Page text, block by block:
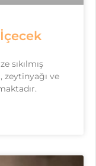
sıkılmış
zeytinyağı ve